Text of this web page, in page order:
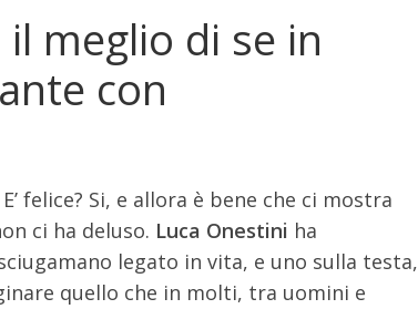
meglio di se in
con
felice? Si, e allora è bene che ci mostra
ci ha deluso. Luca Onestini ha
legato in vita, e uno sulla testa,
quello che in molti, tra uomini e